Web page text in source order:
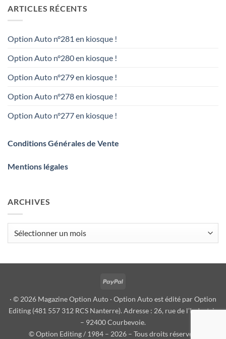
ARTICLES RÉCENTS
Option Auto n°281 en kiosque !
Option Auto n°280 en kiosque !
Option Auto n°279 en kiosque !
Option Auto n°278 en kiosque !
Option Auto n°277 en kiosque !
Conditions Générales de Vente
Mentions légales
ARCHIVES
PayPal
· © 2026 Magazine Option Auto · Option Auto est édité par Option
Editing (481 557 312 RCS Nanterre). Adresse : 26, rue de l’Industrie
– 92400 Courbevoie.
© Option Editing / 1984 – 2026 – Tous droits réservés.